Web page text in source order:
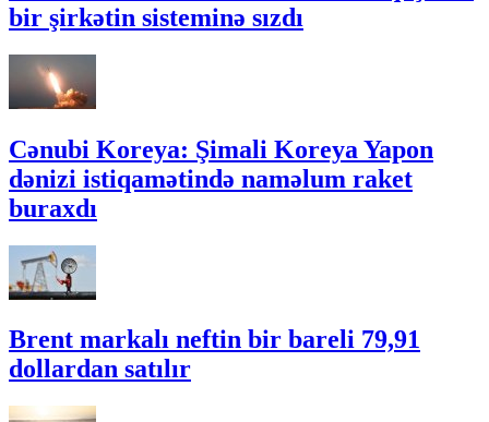
bir şirkətin sisteminə sızdı
Cənubi Koreya: Şimali Koreya Yapon
dənizi istiqamətində naməlum raket
buraxdı
Brent markalı neftin bir bareli 79,91
dollardan satılır